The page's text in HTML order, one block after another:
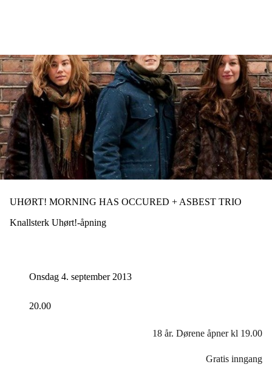
UHØRT! MORNING HAS OCCURED + ASBEST TRIO
Knallsterk Uhørt!-åpning
Onsdag 4. september 2013
20.00
18 år. Dørene åpner kl 19.00
Gratis inngang